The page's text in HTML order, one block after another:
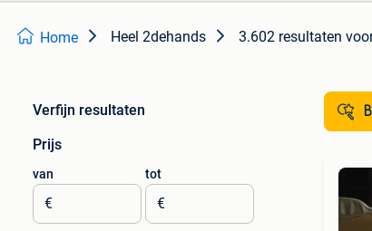
Home Heel 2dehands 3.602 resultaten
Verfijn resultaten
Prijs
van
€
tot
€